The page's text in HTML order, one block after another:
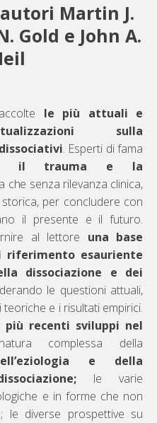
Martin J.
Gold e John A.
le più attuali e
sulla
. Esperti di fama
il trauma e la
che senza rilevanza clinica,
per concludere con
il presente e il futuro.
al lettore una base
riferimento esauriente
dissociazione e dei
le questioni attuali,
e i risultati empirici.
più recenti sviluppi nel
complessa della
e della
le varie
e in forme che non
le diverse prospettive su